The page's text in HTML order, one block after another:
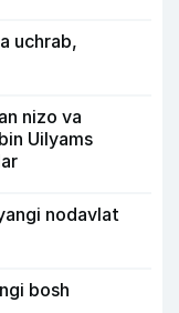
uchrab,
nizo va
Uilyams
nodavlat
bosh